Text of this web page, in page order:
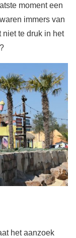
moment een
immers van
te druk in het
het aanzoek